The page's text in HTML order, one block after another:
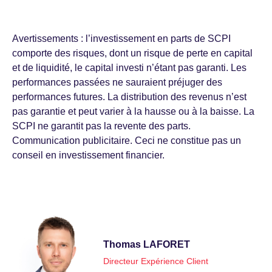
Avertissements : l’investissement en parts de SCPI
comporte des risques, dont un risque de perte en capital
et de liquidité, le capital investi n’étant pas garanti. Les
performances passées ne sauraient préjuger des
performances futures. La distribution des revenus n’est
pas garantie et peut varier à la hausse ou à la baisse. La
SCPI ne garantit pas la revente des parts.
Communication publicitaire. Ceci ne constitue pas un
conseil en investissement financier.
Thomas LAFORET
Directeur Expérience Client